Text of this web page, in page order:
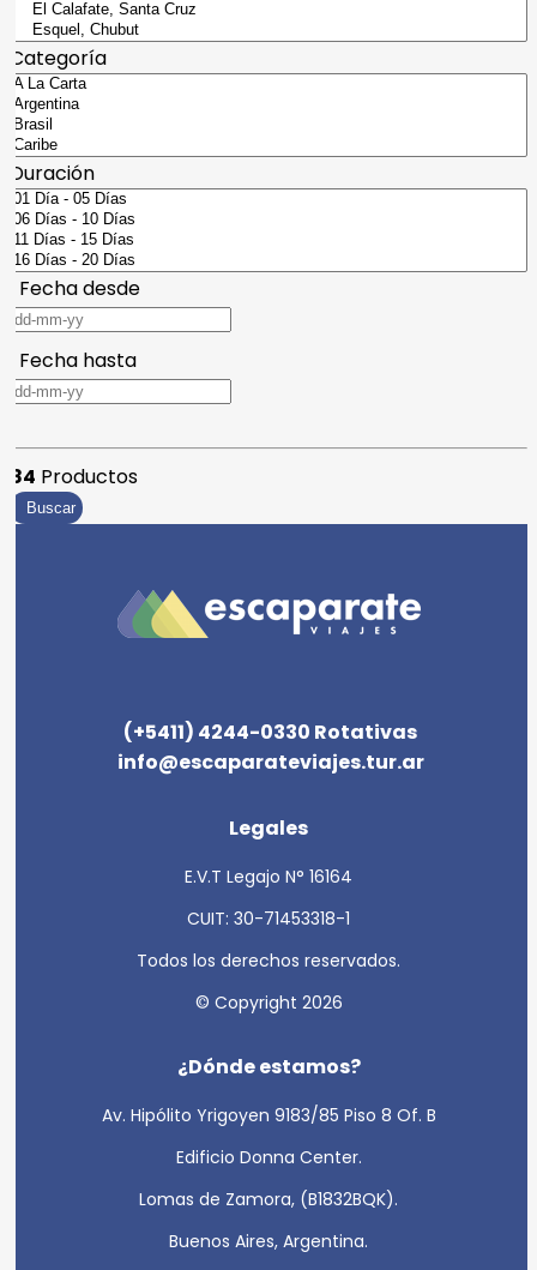
desde
hasta
Productos
Buscar
(+5411) 4244-0330 Rotativas
info@escaparateviajes.tur.ar
Legales
E.V.T Legajo N° 16164
CUIT: 30-71453318-1
Todos los derechos reservados.
© Copyright 2026
¿Dónde estamos?
Av. Hipólito Yrigoyen 9183/85 Piso 8 Of. B
Edificio Donna Center.
Lomas de Zamora, (B1832BQK).
Buenos Aires, Argentina.